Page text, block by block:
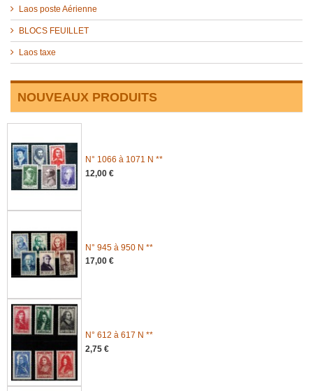
Laos poste Aérienne
BLOCS FEUILLET
Laos taxe
NOUVEAUX PRODUITS
N° 1066 à 1071 N **
12,00 €
N° 945 à 950 N **
17,00 €
N° 612 à 617 N **
2,75 €